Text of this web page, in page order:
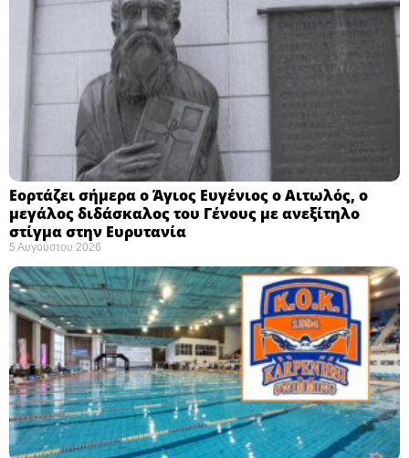
Εορτάζει σήμερα ο Άγιος Ευγένιος ο Αιτωλός, ο
μεγάλος διδάσκαλος του Γένους με ανεξίτηλο
στίγμα στην Ευρυτανία
5 Αυγούστου 2026